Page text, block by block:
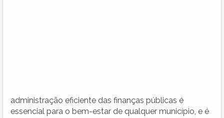
administração eficiente das finanças públicas é
essencial para o bem-estar de qualquer município, e é